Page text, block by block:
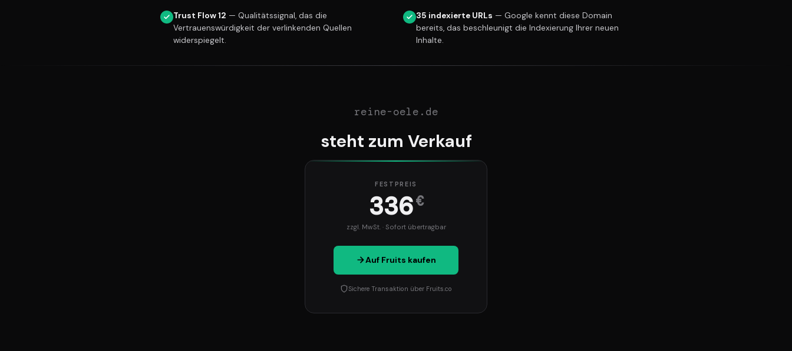
Trust Flow 12 — Qualitätssignal, das die
Vertrauenswürdigkeit der verlinkenden Quellen
widerspiegelt.
35 indexierte URLs — Google kennt diese Domain
bereits, das beschleunigt die Indexierung Ihrer neuen
Inhalte.
reine-oele.de
steht zum Verkauf
FESTPREIS
336€
zzgl. MwSt. · Sofort übertragbar
Auf Fruits kaufen
Sichere Transaktion über Fruits.co